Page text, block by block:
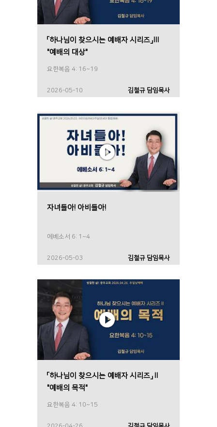
「하나님이 찾으시는 예배자 시리즈」Ⅲ
"예배의 대상"
요한복음 4: 16~19
2026-05-10 김철규 담임목사
자녀들아! 아비들아!
에베소서 6: 1~4
2026-05-03 김철규 담임목사
「하나님이 찾으시는 예배자 시리즈」Ⅱ
"예배의 목적"
요한복음 4: 10~15